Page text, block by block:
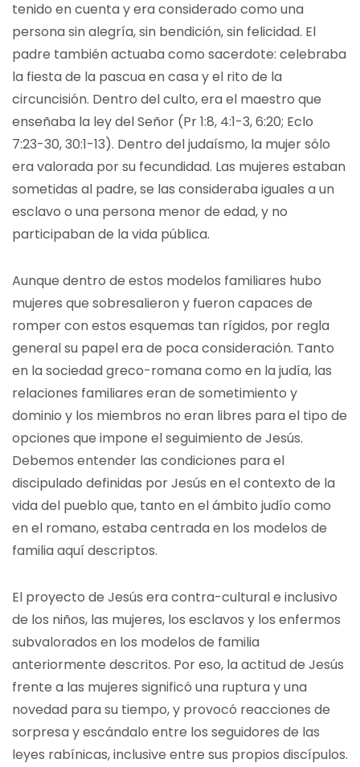
tenido en cuenta y era considerado como una
persona sin alegría, sin bendición, sin felicidad. El
padre también actuaba como sacerdote: celebraba
la fiesta de la pascua en casa y el rito de la
circuncisión. Dentro del culto, era el maestro que
enseñaba la ley del Señor (Pr 1:8, 4:1-3, 6:20; Eclo
7:23-30, 30:1-13). Dentro del judaísmo, la mujer sólo
era valorada por su fecundidad. Las mujeres estaban
sometidas al padre, se las consideraba iguales a un
esclavo o una persona menor de edad, y no
participaban de la vida pública.
Aunque dentro de estos modelos familiares hubo
mujeres que sobresalieron y fueron capaces de
romper con estos esquemas tan rígidos, por regla
general su papel era de poca consideración. Tanto
en la sociedad greco-romana como en la judía, las
relaciones familiares eran de sometimiento y
dominio y los miembros no eran libres para el tipo de
opciones que impone el seguimiento de Jesús.
Debemos entender las condiciones para el
discipulado definidas por Jesús en el contexto de la
vida del pueblo que, tanto en el ámbito judío como
en el romano, estaba centrada en los modelos de
familia aquí descriptos.
El proyecto de Jesús era contra-cultural e inclusivo
de los niños, las mujeres, los esclavos y los enfermos
subvalorados en los modelos de familia
anteriormente descritos. Por eso, la actitud de Jesús
frente a las mujeres significó una ruptura y una
novedad para su tiempo, y provocó reacciones de
sorpresa y escándalo entre los seguidores de las
leyes rabínicas, inclusive entre sus propios discípulos.